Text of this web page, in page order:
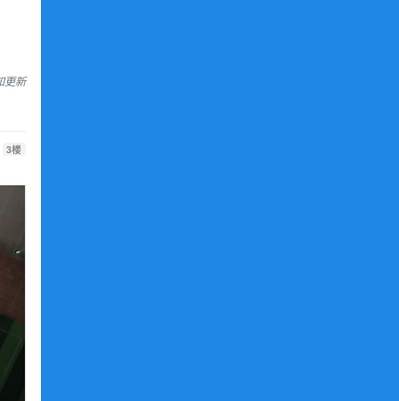
更新
3楼